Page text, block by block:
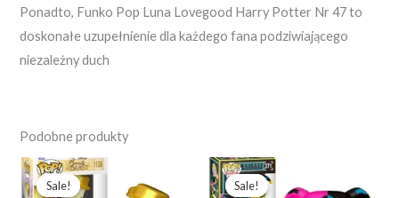
Ponadto, Funko Pop Luna Lovegood Harry Potter Nr 47 to
doskonałe uzupełnienie dla każdego fana podziwiającego
niezależny duch
Podobne produkty
Sale!
Sale!
Pierwotna
cena
wynosiła:wynosi:
Sale!
Sale!
Pierwotna
wynosiła:wynosi: